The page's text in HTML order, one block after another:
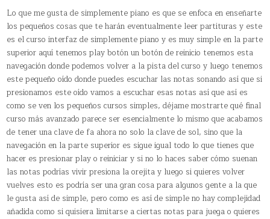
Lo que me gusta de simplemente piano es que se enfoca en enseñarte
los pequeños cosas que te harán eventualmente leer partituras y este
es el curso interfaz de simplemente piano y es muy simple en la parte
superior aquí tenemos play botón un botón de reinicio tenemos esta
navegación donde podemos volver a la pista del curso y luego tenemos
este pequeño oído donde puedes escuchar las notas sonando así que si
presionamos este oído vamos a escuchar esas notas así que así es
como se ven los pequeños cursos simples, déjame mostrarte qué final
curso más avanzado parece ser esencialmente lo mismo que acabamos
de tener una clave de fa ahora no solo la clave de sol, sino que la
navegación en la parte superior es sigue igual todo lo que tienes que
hacer es presionar play o reiniciar y si no lo haces saber cómo suenan
las notas podrías vivir presiona la orejita y luego si quieres volver
vuelves esto es podría ser una gran cosa para algunos gente a la que
le gusta así de simple, pero como es así de simple no hay complejidad
añadida como si quisiera limitarse a ciertas notas para juega o quieres